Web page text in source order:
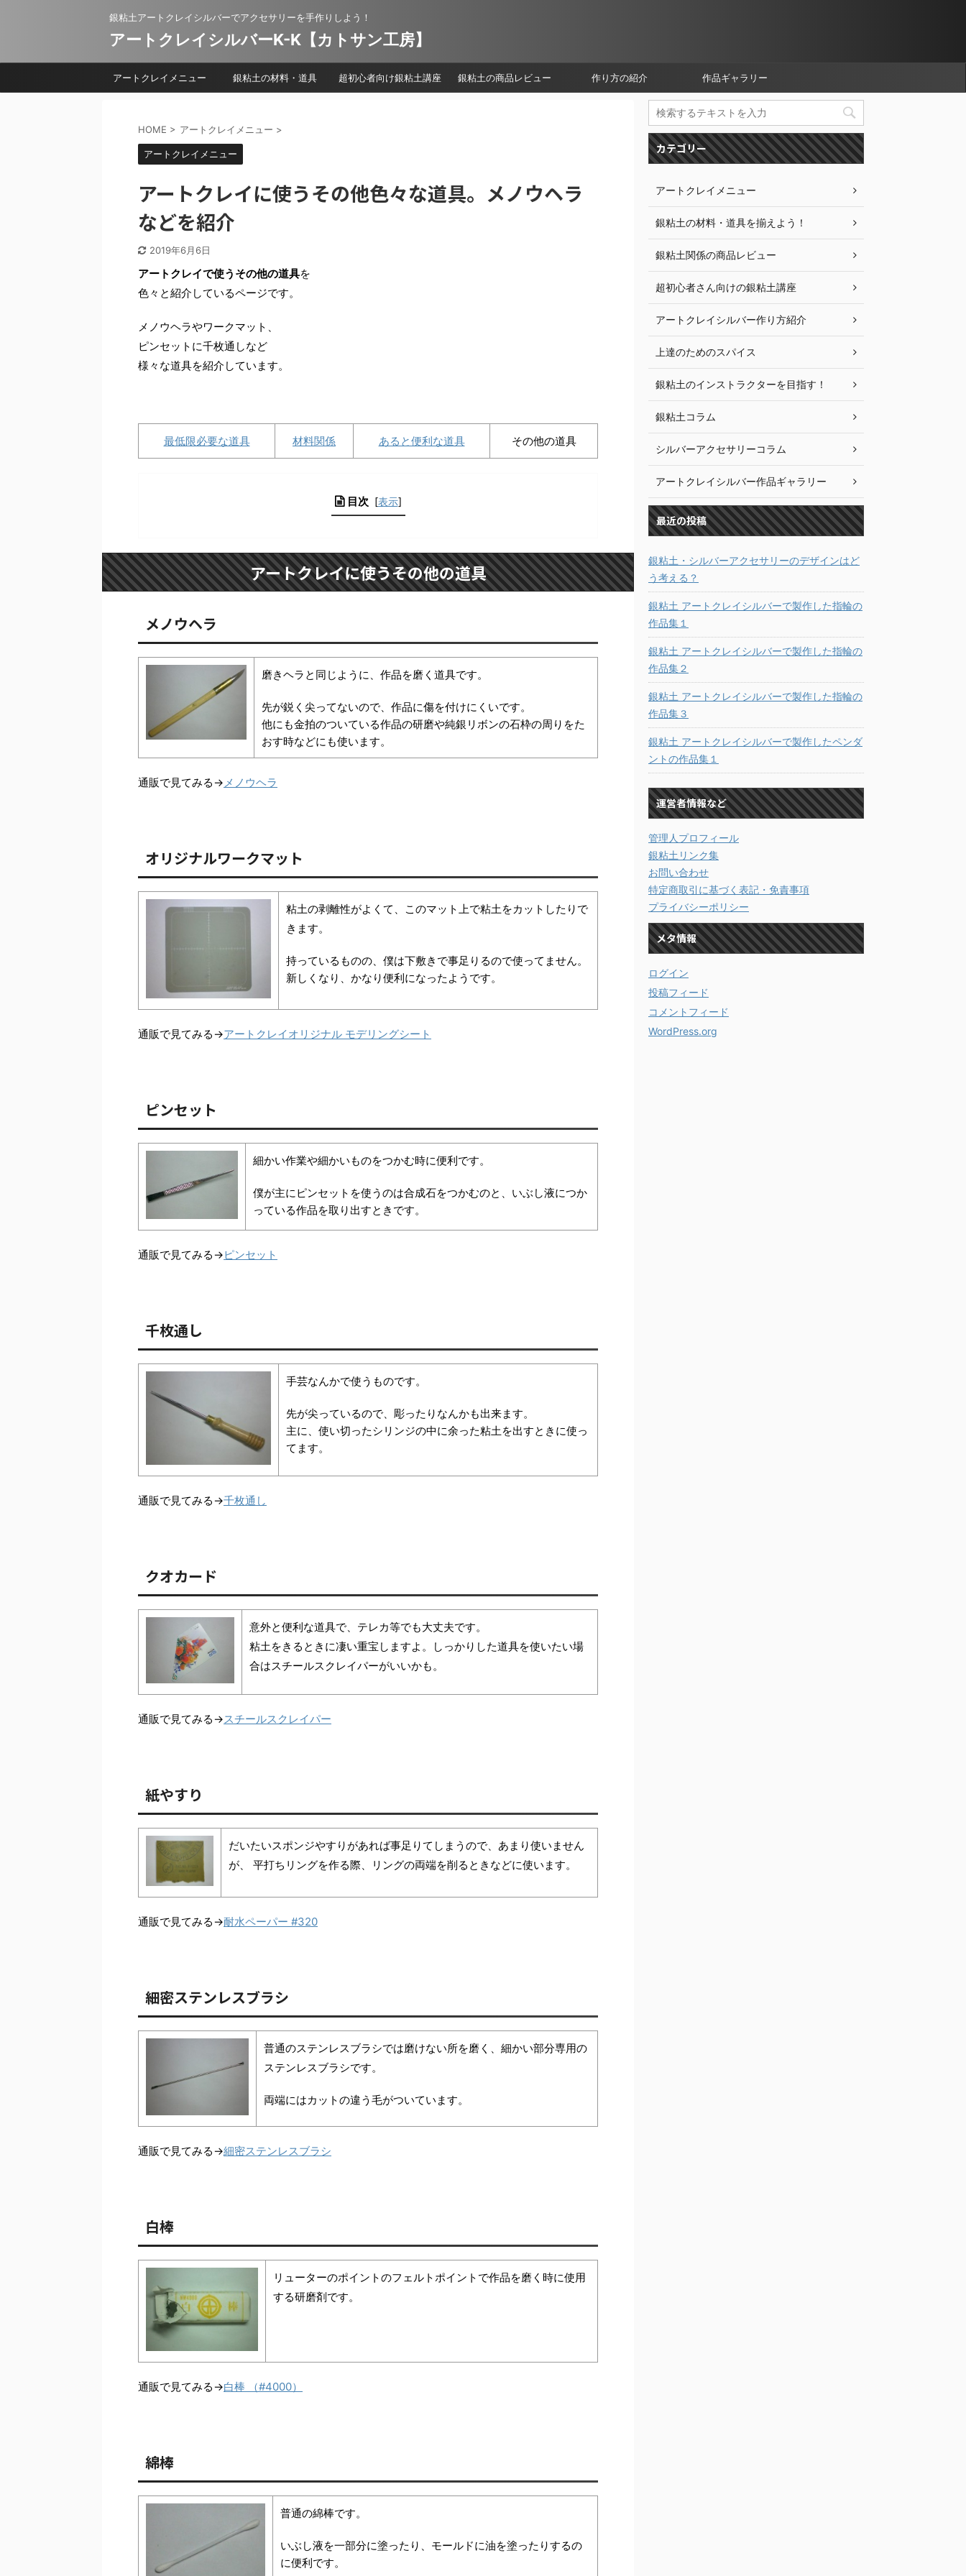
銀粘土アートクレイシルバーでアクセサリーを手作りしよう！
アートクレイシルバーK-K【カトサン工房】
アートクレイメニュー 銀粘土の材料・道具 超初心者向け銀粘土講座 銀粘土の商品レビュー 作り方の紹介 作品ギャラリー
HOME > アートクレイメニュー >
アートクレイメニュー
アートクレイに使うその他色々な道具。メノウヘラ
などを紹介
2019年6月6日
アートクレイで使うその他の道具を
色々と紹介しているページです。
メノウヘラやワークマット、
ピンセットに千枚通しなど
様々な道具を紹介しています。
最低限必要な道具 材料関係 あると便利な道具 その他の道具
目次 [表示]
アートクレイに使うその他の道具
メノウヘラ
磨きヘラと同じように、作品を磨く道具です。
先が鋭く尖ってないので、作品に傷を付けにくいです。
他にも金拍のついている作品の研磨や純銀リボンの石枠の周りをた
おす時などにも使います。
通販で見てみる→メノウヘラ
オリジナルワークマット
粘土の剥離性がよくて、このマット上で粘土をカットしたりで
きます。
持っているものの、僕は下敷きで事足りるので使ってません。
新しくなり、かなり便利になったようです。
通販で見てみる→アートクレイオリジナル モデリングシート
ピンセット
細かい作業や細かいものをつかむ時に便利です。
僕が主にピンセットを使うのは合成石をつかむのと、いぶし液につか
っている作品を取り出すときです。
通販で見てみる→ピンセット
千枚通し
手芸なんかで使うものです。
先が尖っているので、彫ったりなんかも出来ます。
主に、使い切ったシリンジの中に余った粘土を出すときに使っ
てます。
通販で見てみる→千枚通し
クオカード
意外と便利な道具で、テレカ等でも大丈夫です。
粘土をきるときに凄い重宝しますよ。しっかりした道具を使いたい場
合はスチールスクレイパーがいいかも。
通販で見てみる→スチールスクレイパー
紙やすり
だいたいスポンジやすりがあれば事足りてしまうので、あまり使いません
が、 平打ちリングを作る際、リングの両端を削るときなどに使います。
通販で見てみる→耐水ペーパー #320
細密ステンレスブラシ
普通のステンレスブラシでは磨けない所を磨く、細かい部分専用の
ステンレスブラシです。
両端にはカットの違う毛がついています。
通販で見てみる→細密ステンレスブラシ
白棒
リューターのポイントのフェルトポイントで作品を磨く時に使用
する研磨剤です。
通販で見てみる→白棒 （#4000）
綿棒
普通の綿棒です。
いぶし液を一部分に塗ったり、モールドに油を塗ったりするの
に便利です。
カテゴリー
アートクレイメニュー
銀粘土の材料・道具を揃えよう！
銀粘土関係の商品レビュー
超初心者さん向けの銀粘土講座
アートクレイシルバー作り方紹介
上達のためのスパイス
銀粘土のインストラクターを目指す！
銀粘土コラム
シルバーアクセサリーコラム
アートクレイシルバー作品ギャラリー
最近の投稿
銀粘土・シルバーアクセサリーのデザインはど
う考える？
銀粘土 アートクレイシルバーで製作した指輪の
作品集１
銀粘土 アートクレイシルバーで製作した指輪の
作品集２
銀粘土 アートクレイシルバーで製作した指輪の
作品集３
銀粘土 アートクレイシルバーで製作したペンダ
ントの作品集１
運営者情報など
管理人プロフィール
銀粘土リンク集
お問い合わせ
特定商取引に基づく表記・免責事項
プライバシーポリシー
メタ情報
ログイン
投稿フィード
コメントフィード
WordPress.org